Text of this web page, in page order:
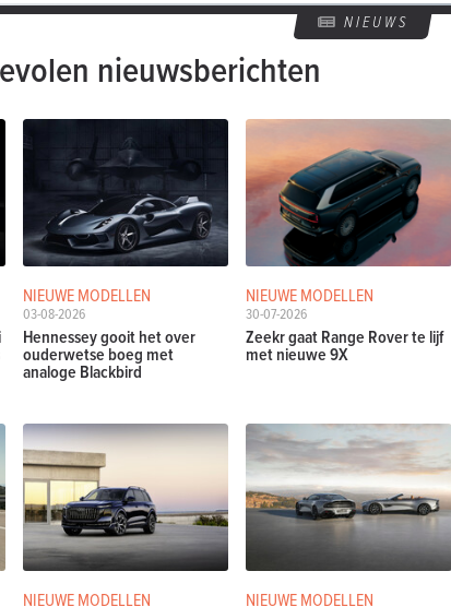
NIEUWS
nieuwsberichten
NIEUWE MODELLEN
03-08-2026
Hennessey gooit het over
ouderwetse boeg met
analoge Blackbird
NIEUWE MODELLEN
30-07-2026
Zeekr gaat Range Rover te lijf
met nieuwe 9X
NIEUWE MODELLEN NIEUWE MODELLEN